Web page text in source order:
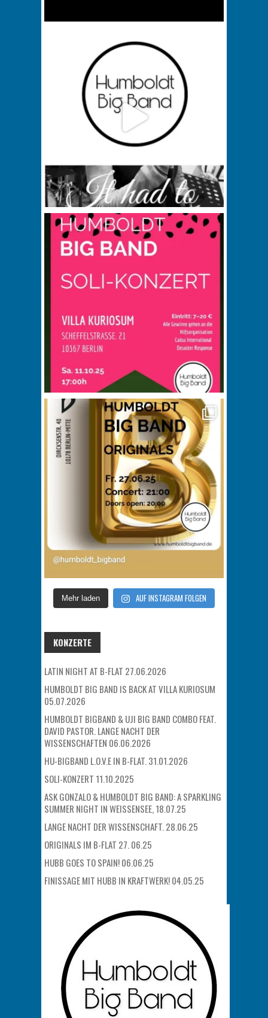
Mehr laden AUF INSTAGRAM FOLGEN
KONZERTE
LATIN NIGHT AT B-FLAT 27.06.2026
HUMBOLDT BIG BAND IS BACK AT VILLA KURIOSUM
05.07.2026
HUMBOLDT BIGBAND & UJI BIG BAND COMBO FEAT.
DAVID PASTOR. LANGE NACHT DER
WISSENSCHAFTEN 06.06.2026
HU-BIGBAND L.O.V.E IN B-FLAT. 31.01.2026
SOLI-KONZERT 11.10.2025
ASK GONZALO & HUMBOLDT BIG BAND: A SPARKLING
SUMMER NIGHT IN WEISSENSEE, 18.07.25
LANGE NACHT DER WISSENSCHAFT. 28.06.25
ORIGINALS IM B-FLAT 27. 06.25
HUBB GOES TO SPAIN! 06.06.25
FINISSAGE MIT HUBB IN KRAFTWERK! 04.05.25